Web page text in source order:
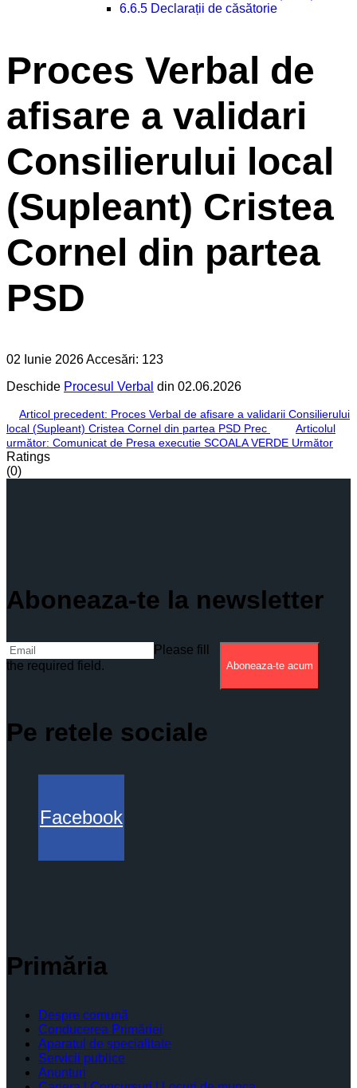
6.6.5 Declarații de căsătorie
Proces Verbal de
afisare a validari
Consilierului local
(Supleant) Cristea
Cornel din partea
PSD
02 Iunie 2026Accesări: 123
Deschide Procesul Verbal din 02.06.2026
Articol precedent: Proces Verbal de afisare a validarii Consilierului
local (Supleant) Cristea Cornel din partea PSD Prec
Articolul
următor: Comunicat de Presa executie SCOALA VERDE Următor
Ratings
(0)
Aboneaza-te la newsletter
Please fill
the required field.
Aboneaza-te acum
Pe retele sociale
Facebook
Primăria
Despre comună
Conducerea Primăriei
Aparatul de specialitate
Servicii publice
Anunturi